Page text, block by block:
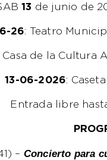
13 de junio de
26: Teatro
Casa de la Cultura
13-06-2026:
Entrada libre
– Concierto para